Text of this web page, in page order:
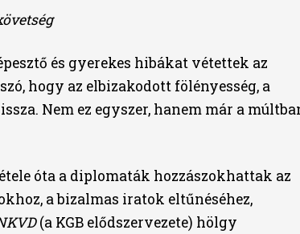
és gyerekes hibákat vétettek az
hogy az elbizakodott fölényesség, a
Nem ez egyszer, hanem már a
óta a diplomaták hozzászokhattak az
a bizalmas iratok eltűnéséhez,
(a KGB elődszervezete) hölgy